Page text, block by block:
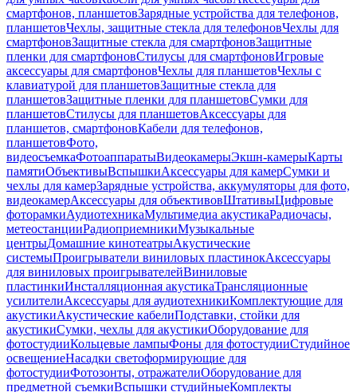
смартфонов, планшетовЗарядные устройства для телефонов,
планшетовЧехлы, защитные стекла для телефоновЧехлы для
смартфоновЗащитные стекла для смартфоновЗащитные
пленки для смартфоновСтилусы для смартфоновИгровые
аксессуары для смартфоновЧехлы для планшетовЧехлы с
клавиатурой для планшетовЗащитные стекла для
планшетовЗащитные пленки для планшетовСумки для
планшетовСтилусы для планшетовАксессуары для
планшетов, смартфоновКабели для телефонов,
планшетовФото,
видеосъемкаФотоаппаратыВидеокамерыЭкшн-камерыКарты
памятиОбъективыВспышкиАксессуары для камерСумки и
чехлы для камерЗарядные устройства, аккумуляторы для фото,
видеокамерАксессуары для объективовШтативыЦифровые
фоторамкиАудиотехникаМультимедиа акустикаРадиочасы,
метеостанцииРадиоприемникиМузыкальные
центрыДомашние кинотеатрыАкустические
системыПроигрыватели виниловых пластинокАксессуары
для виниловых проигрывателейВиниловые
пластинкиИнсталляционная акустикаТрансляционные
усилителиАксессуары для аудиотехникиКомплектующие для
акустикиАкустические кабелиПодставки, стойки для
акустикиСумки, чехлы для акустикиОборудование для
фотостудииКольцевые лампыФоны для фотостудииСтудийное
освещениеНасадки светоформирующие для
фотостудииФотозонты, отражателиОборудование для
предметной съемкиВспышки студийныеКомплекты